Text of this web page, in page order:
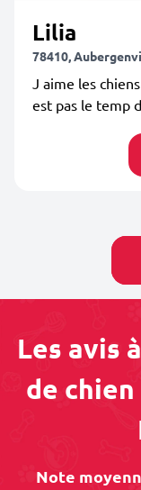
Lilia
78410,
J aime les
est pas le temp
Les avis
de
Note